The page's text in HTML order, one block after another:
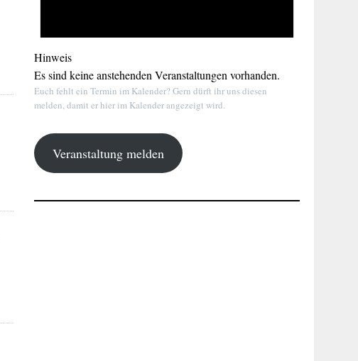
Hinweis
Es sind keine anstehenden Veranstaltungen vorhanden.
Euch fehlt ein Termin im Kalender? Gern dürft ihr uns diesen
melden, damit er hier im Kalender angezeigt wird.
Veranstaltung melden